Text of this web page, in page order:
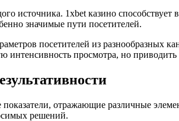
источника. 1xbet казино
значимые пути посетителей.
посетителей из разнообразных
просмотра, но
отражающие различные
решений.